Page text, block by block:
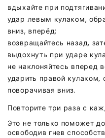
вдыхайте при
удар левым кулаком,
вниз, вперёд;
возвращайтесь назад,
выдохнуть при ударе
не наклоняйтесь вперед
ударить правой
поворачивая вниз.
Повторите три раза с
Это не только поможет
освободив гнев